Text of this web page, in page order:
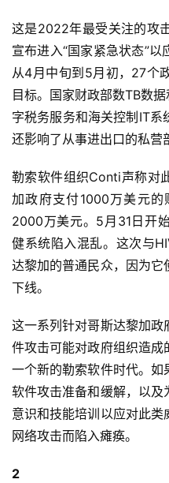
这是2022年最受关注的攻
宣布进入“国家紧急状态”以
从4月中旬到5月初，27个
目标。国家财政部数TB数
字税务服务和海关控制IT系
还影响了从事进出口的私营
勒索软件组织Conti声称对
加政府支付1000万美元的
2000万美元。5月31日开
健系统陷入混乱。这次与
达黎加的普通民众，因为
下线。
这一系列针对哥斯达黎加
件攻击可能对政府组织造
一个新的勒索软件时代。
软件攻击准备和缓解，以
意识和技能培训以应对此
网络攻击而陷入瘫痪。
2